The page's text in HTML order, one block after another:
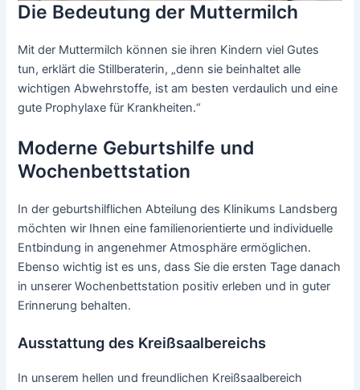
Die Bedeutung der Muttermilch
Mit der Muttermilch können sie ihren Kindern viel Gutes
tun, erklärt die Stillberaterin, „denn sie beinhaltet alle
wichtigen Abwehrstoffe, ist am besten verdaulich und eine
gute Prophylaxe für Krankheiten.“
Moderne Geburtshilfe und
Wochenbettstation
In der geburtshilflichen Abteilung des Klinikums Landsberg
möchten wir Ihnen eine familienorientierte und individuelle
Entbindung in angenehmer Atmosphäre ermöglichen.
Ebenso wichtig ist es uns, dass Sie die ersten Tage danach
in unserer Wochenbettstation positiv erleben und in guter
Erinnerung behalten.
Ausstattung des Kreißsaalbereichs
In unserem hellen und freundlichen Kreißsaalbereich